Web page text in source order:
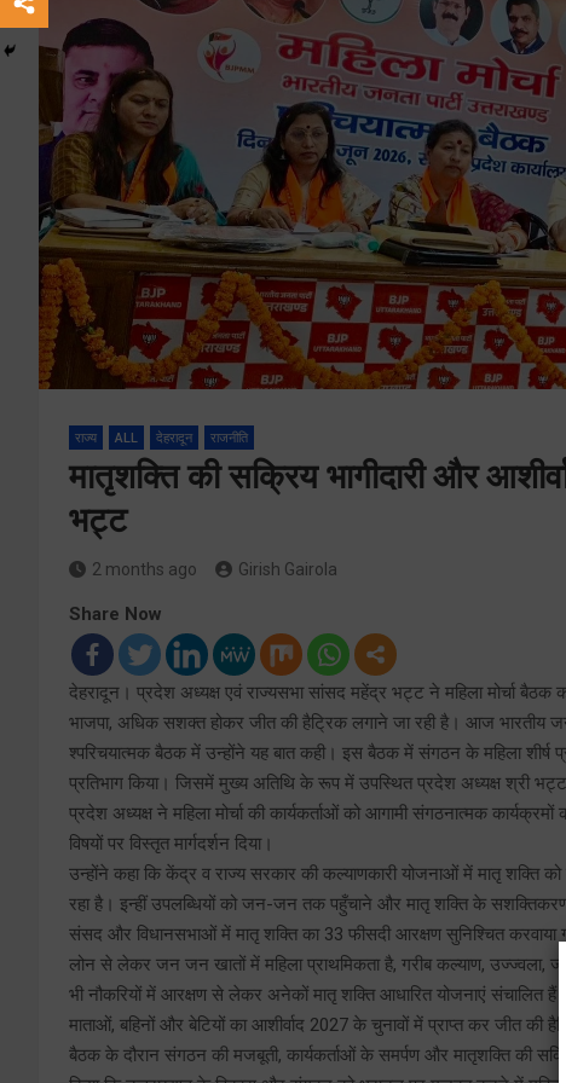
राज्य ALL देहरादून राजनीति
मातृशक्ति की सक्रिय भागीदारी और
भट्ट
2 months ago Girish Gairola
Share Now
देहरादून। प्रदेश अध्यक्ष एवं राज्यसभा सांसद महेंद्र भट्ट ने महिला मोर्चा बैठक
भाजपा, अधिक सशक्त होकर जीत की हैट्रिक लगाने जा रही है। आज भारतीय जनता
श्परिचयात्मक बैठक में उन्होंने यह बात कही। इस बैठक में संगठन के महिला शीर्ष
प्रतिभाग किया। जिसमें मुख्य अतिथि के रूप में उपस्थित प्रदेश अध्यक्ष श्री
प्रदेश अध्यक्ष ने महिला मोर्चा की कार्यकर्ताओं को आगामी संगठनात्मक
विषयों पर विस्तृत मार्गदर्शन दिया।
उन्होंने कहा कि केंद्र व राज्य सरकार की कल्याणकारी योजनाओं में मातृ
रहा है। इन्हीं उपलब्धियों को जन-जन तक पहुँचाने और मातृ शक्ति के सशक्तिकरण में
संसद और विधानसभाओं में मातृ शक्ति का 33 फीसदी आरक्षण सुनिश्चित करवाया
लोन से लेकर जन जन खातों में महिला प्राथमिकता है, गरीब कल्याण, उज्ज्वला,
भी नौकरियों में आरक्षण से लेकर अनेकों मातृ शक्ति आधारित योजनाएं
माताओं, बहिनों और बेटियों का आशीर्वाद 2027 के चुनावों में प्राप्त कर जीत की
बैठक के दौरान संगठन की मजबूती, कार्यकर्ताओं के समर्पण और मातृशक्ति की